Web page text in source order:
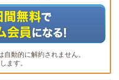
動的に解約されません。
ます。